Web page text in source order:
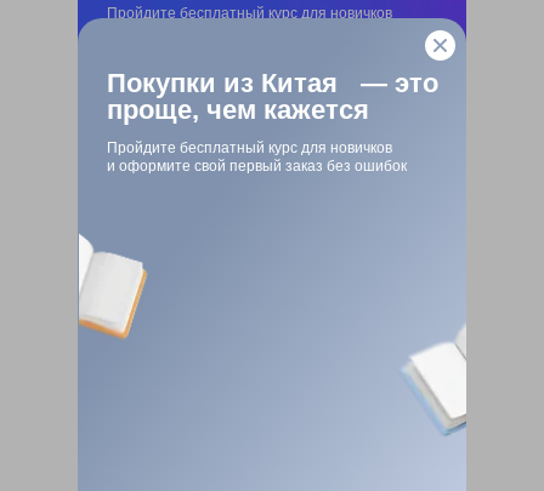
Пройдите бесплатный курс для новичков
Пройти курс →
Покупки из Китая — это
проще, чем кажется
Пройдите бесплатный курс для новичков
и оформите свой первый заказ без ошибок